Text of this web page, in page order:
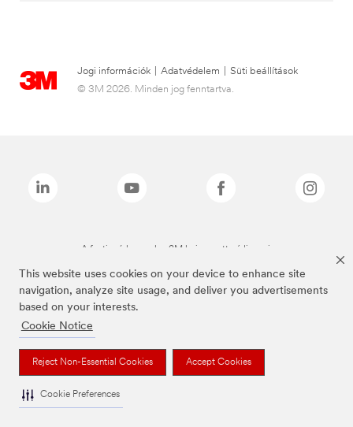
This website uses cookies on your device to enhance site
navigation, analyze site usage, and deliver you advertisements
based on your interests.
Cookie Notice
Reject Non-Essential Cookies Accept Cookies
Cookie Preferences
Jogi információk Adatvédelem
Süti beállítások
© 3M 2026. Minden jog fenntartva.
A fenti márkanevek a 3M bejegyzett védjegyei.